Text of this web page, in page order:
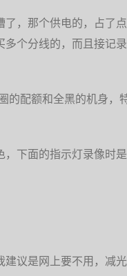
，那个供电的，占了
多个分线的，而且接记
的配额和全黑的机身，
下面的指示灯录像时
建议是网上要不用，减